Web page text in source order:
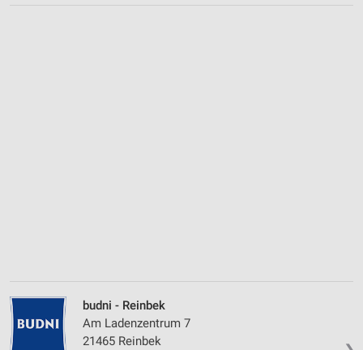
budni - Reinbek
Am Ladenzentrum 7
21465 Reinbek